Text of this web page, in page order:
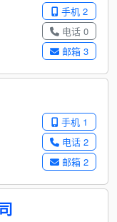
手机 2
电话 0
邮箱 3
手机 1
电话 2
邮箱 2